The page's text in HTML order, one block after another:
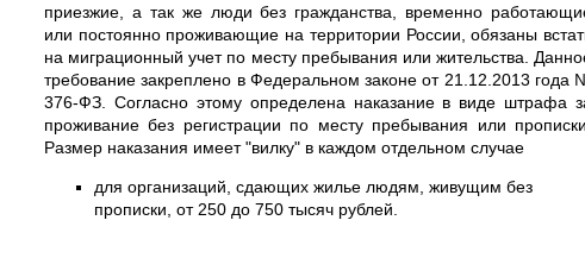
приезжие, а так же люди без гражданства, временно
или постоянно проживающие на территории России, обязаны
на миграционный учет по месту пребывания или жительства.
требование закреплено в Федеральном законе от 21.12.2013 года
376-ФЗ. Согласно этому определена наказание в виде штрафа
проживание без регистрации по месту пребывания или прописки.
Размер наказания имеет "вилку" в каждом отдельном случае
для организаций, сдающих жилье людям, живущим без
прописки, от 250 до 750 тысяч рублей.